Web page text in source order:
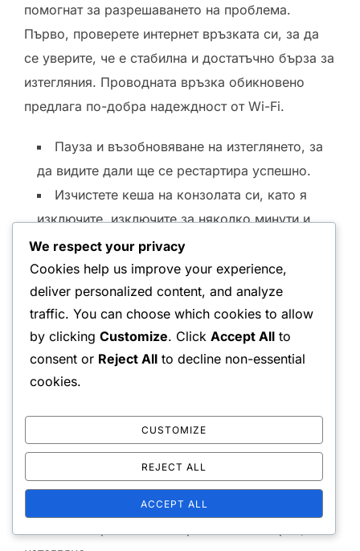
помогнат за разрешаването на проблема.
Първо, проверете интернет връзката си, за да
се уверите, че е стабилна и достатъчно бърза за
изтегляния. Проводната връзка обикновено
предлага по-добра надеждност от Wi-Fi.
Пауза и възобновяване на изтеглянето, за
да видите дали ще се рестартира успешно.
Изчистете кеша на конзолата си, като я
изключите, изключите за няколко минути и
след това рестартирате.
Проверете за системни актуализации на
вашия PlayStation, тъй като остарял софтуер
може да причини проблеми с изтеглянето.
Опитайте да изтегляте в не натоварени
часове, когато трафикът на сървъра е по-
нисък.
Ако изтеглянията продължават да неуспешни,
помислете за изтриване на проблемната игра
или съдържание и опитайте да я изтеглите
отново. Това понякога може да разреши
We respect your privacy
Cookies help us improve your experience,
deliver personalized content, and analyze
traffic. You can choose which cookies to allow
by clicking Customize. Click Accept All to
consent or Reject All to decline non-essential
cookies.
CUSTOMIZE
REJECT ALL
ACCEPT ALL